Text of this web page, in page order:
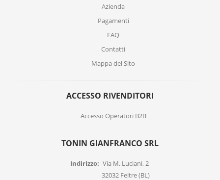
Azienda
Pagamenti
FAQ
Contatti
Mappa del Sito
ACCESSO RIVENDITORI
Accesso Operatori B2B
TONIN GIANFRANCO SRL
Indirizzo: Via M. Luciani, 2
32032 Feltre (BL)